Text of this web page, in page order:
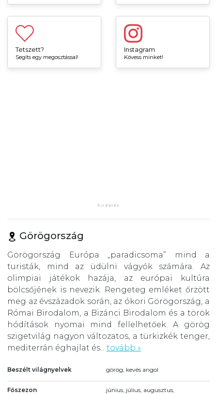
Tetszett?
Segíts egy megosztással!
Instagram
Kövess minket!
Görögország
Görögország Európa „paradicsoma” mind a
turisták, mind az üdülni vágyók számára. Az
olimpiai játékok hazája, az európai kultúra
bölcsőjének is nevezik. Rengeteg emléket őrzött
meg az évszázadok során, az ókori Görögország, a
Római Birodalom, a Bizánci Birodalom és a török
hódítások nyomai mind fellelhetőek. A görög
szigetvilág nagyon változatos, a türkizkék tenger,
mediterrán éghajlat és... tovább »
Beszélt világnyelvek görög, kevés angol
Főszezon
június, július, augusztus,